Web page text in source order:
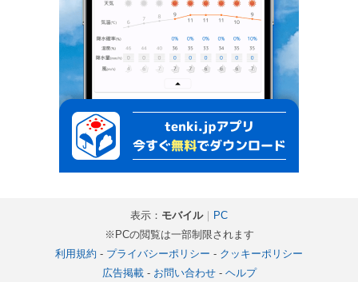
表示： モバイル｜ PC
※PCの閲覧は一部制限されます
利用規約 - プライバシーポリシー - クッキーポリシー
広告掲載- お問い合わせ- ヘルプ